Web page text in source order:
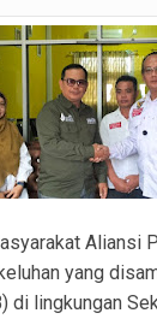
Polres PALI
Utara
Perangkat
Ekstasi di Abab,
Kronologi Penusukan
Pencurian Dua Unit
Sukadamai
Aliansi
yang
di lingkungan